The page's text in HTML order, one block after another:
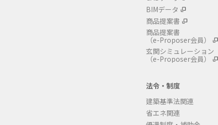
BIMデータ
商品提案書
商品提案書
（e-Proposer会員）
玄関シミュレーション
（e-Proposer会員）
法令・制度
建築基準法関連
省エネ関連